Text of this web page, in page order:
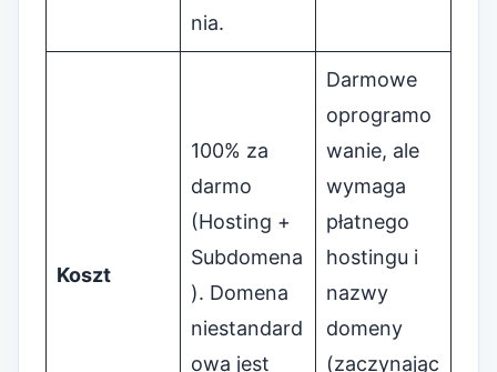
nia.
Koszt
100% za
darmo
(Hosting +
Subdomena
). Domena
niestandard
owa jest
Darmowe
oprogramo
wanie, ale
wymaga
płatnego
hostingu i
nazwy
domeny
(zaczynając